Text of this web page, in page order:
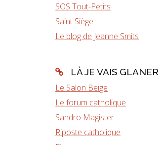
SOS Tout-Petits
Saint Siège
Le blog de Jeanne Smits
LÀ JE VAIS GLANER
Le Salon Beige
Le forum catholique
Sandro Magister
Riposte catholique